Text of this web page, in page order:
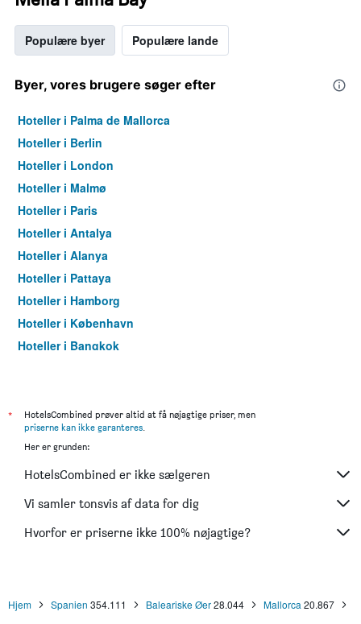
Populære byer Populære lande
Byer, vores brugere søger efter
Hoteller i Palma de Mallorca
Hoteller i Berlin
Hoteller i London
Hoteller i Malmø
Hoteller i Paris
Hoteller i Antalya
Hoteller i Alanya
Hoteller i Pattaya
Hoteller i Hamborg
Hoteller i København
Hoteller i Bangkok
*
HotelsCombined prøver altid at få nøjagtige priser, men
priserne kan ikke garanteres.
Her er grunden:
HotelsCombined er ikke sælgeren
Vi samler tonsvis af data for dig
Hvorfor er priserne ikke 100% nøjagtige?
Hjem Spanien 354.111 Baleariske Øer 28.044 Mallorca 20.867